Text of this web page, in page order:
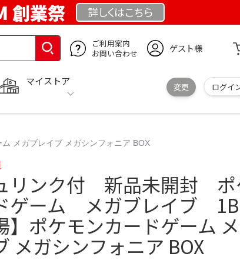
創業祭 詳しくはこちら
ご利用案内
お問い合わせ
ゲスト様
マイストア
変更 ログイ
メガブレイブ メガシンフォニア BOX
リンク付 新品未開封 ポ
ゲーム メガブレイブ
】ポケモンカードゲーム
メガシンフォニア BOX